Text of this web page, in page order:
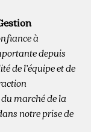
à
depuis
de l’équipe et de
marché de la
notre prise de